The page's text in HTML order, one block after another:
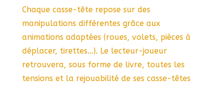
Chaque casse-tête repose sur des
manipulations différentes grâce aux
animations adaptées (roues, volets, pièces à
déplacer, tirettes…). Le lecteur-joueur
retrouvera, sous forme de livre, toutes les
tensions et la rejouabilité de ses casse-têtes